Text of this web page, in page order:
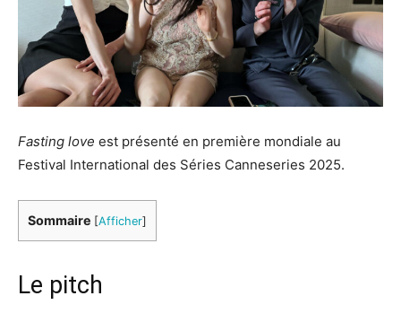
Fasting love est présenté en première mondiale au
Festival International des Séries Canneseries 2025.
Sommaire [Afficher]
Le pitch